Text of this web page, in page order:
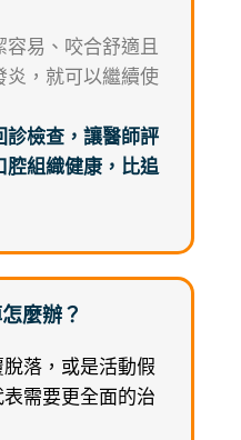
容易、咬合舒適且
炎，就可以繼續使
診檢查，讓醫師評
腔組織健康，比追
麼辦？
落，或是活動假
需要更全面的治